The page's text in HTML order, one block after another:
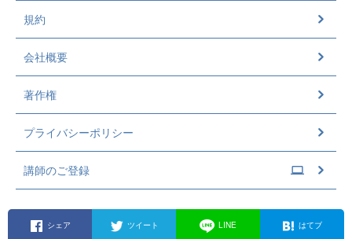
規約
会社概要
著作権
プライバシーポリシー
講師のご登録
シェア ツイート LINE はてブ